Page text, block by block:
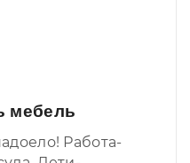
мебель
Работа-